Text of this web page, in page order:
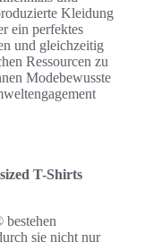
Kleidung
ein perfektes
und gleichzeitig
Ressourcen zu
Modebewusste
T-Shirts
sie nicht nur